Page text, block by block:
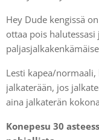
Hey Dude kengissä on
ottaa pois
Lesti kapea/
jalkaterään, jos
aina jalkaterän
Konepesu 30